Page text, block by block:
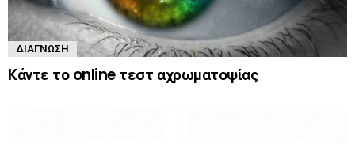
ΔΙΆΓΝΩΣΗ
Kάντε το online τεστ αχρωματοψίας